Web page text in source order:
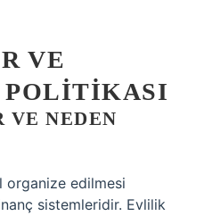
VE
VE NEDEN
organize edilmesi
sistemleridir. Evlilik